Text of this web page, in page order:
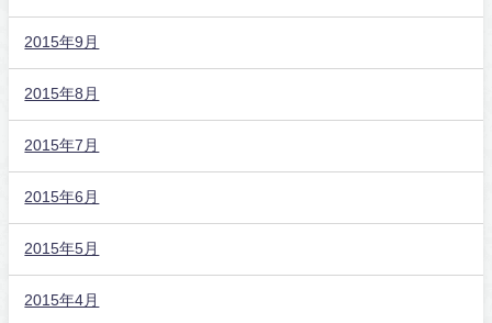
2015年9月
2015年8月
2015年7月
2015年6月
2015年5月
2015年4月